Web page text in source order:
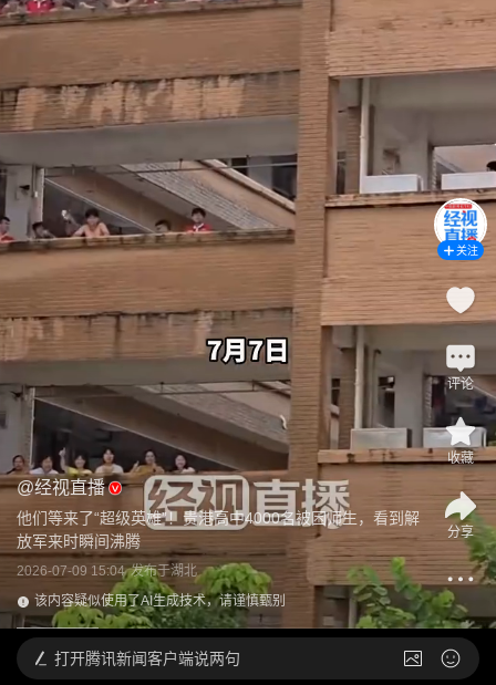
@经视直播
他们等来了“超级英雄”！贵港高中4000名被困师生，看到解
放军来时瞬间沸腾
2026-07-09 15:04 发布于湖北
该内容疑似使用了AI生成技术，请谨慎甄别
关注
评论
收藏
分享
打开腾讯新闻客户端说两句